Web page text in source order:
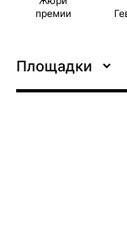
премии
Площадки